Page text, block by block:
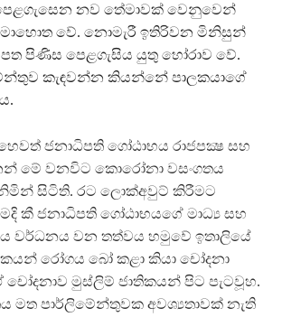
නව තේමාවක් වෙනුවෙන්
වේ. නොමැරී ඉතිරිවන මිනිසුන්
පිණිස පෙළගැසිය යුතු හෝරාව වේ.
කැඳවන්න කියන්නේ පාලකයාගේ
ජනාධිපති ගෝඨාභය රාජපක්‍ෂ සහ
මේ වනවිට කොරෝනා වසංගතය
සිටිති. රට ලොක්අවුට් කිරීමට
කී ජනාධිපති ගෝඨාභයගේ මාධ්‍ය සහ
වර්ධනය වන තත්වය හමුවේ ඉතාලියේ
රෝගය බෝ කළා කියා චෝදනා
චෝදනාව මුස්ලිම් ජාතිකයන් පිට පැටවූහ.
මත පාර්ලිමේන්තුවක අවශ්‍යතාවක් නැති